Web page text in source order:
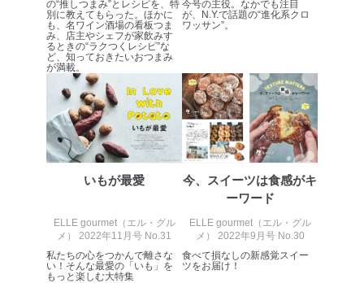
の“推しつまみ”とレシピを、特
別に教えてもらった。ほかに
も、名ワイン酒場の看板つま
み、店主やシェフが家飲みす
るときの“ラクつくレシピ”な
ど、知っておきたいおつまみ
が満載。
今号の主役。なかでも注目
が、N.Y.で話題の“進化系クロ
ワッサン”。
いもが最愛
ELLE gourmet（エル・グル
メ） 2022年11月号 No.31
私たちの心をつかんで離さな
い！そんな最愛の「いも」を
もっと楽しむ大特集
今、スイーツは食感がキ
ーワード
ELLE gourmet（エル・グル
メ） 2022年9月号 No.30
食べて損なしの新感覚スイー
ツをお届け！